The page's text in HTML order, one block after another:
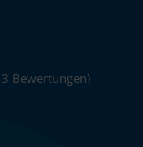
Bewertungen)